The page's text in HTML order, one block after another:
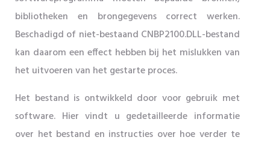
bibliotheken en brongegevens correct werken.
Beschadigd of niet-bestaand CNBP2100.DLL-bestand
kan daarom een ​​effect hebben bij het mislukken van
het uitvoeren van het gestarte proces.
Het bestand is ontwikkeld door voor gebruik met
software. Hier vindt u gedetailleerde informatie
over het bestand en instructies over hoe verder te